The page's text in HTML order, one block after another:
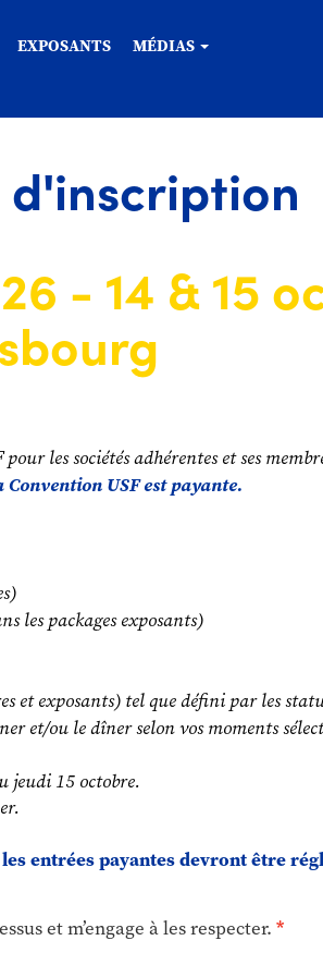
EXPOSANTS
MÉDIAS
- 14 & 15
les sociétés adhérentes et ses
USF est payante.
les packages exposants)
exposants) tel que défini par les
et/ou le dîner selon vos moments
jeudi 15 octobre.
entrées payantes devront être
et m’engage à les respecter.